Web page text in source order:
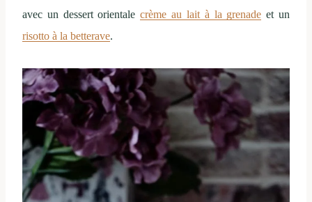
avec un dessert orientalecrème au lait à la grenade et un
risotto à la betterave.